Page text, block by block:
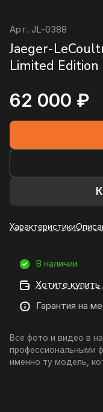
Арт. JL-0388
Jaeger-
Limited
62 000 ₽
Характеристики
В наличии
Хотите
Гарантия на
Все фото и видео в
профессиональными
именно ту модель,